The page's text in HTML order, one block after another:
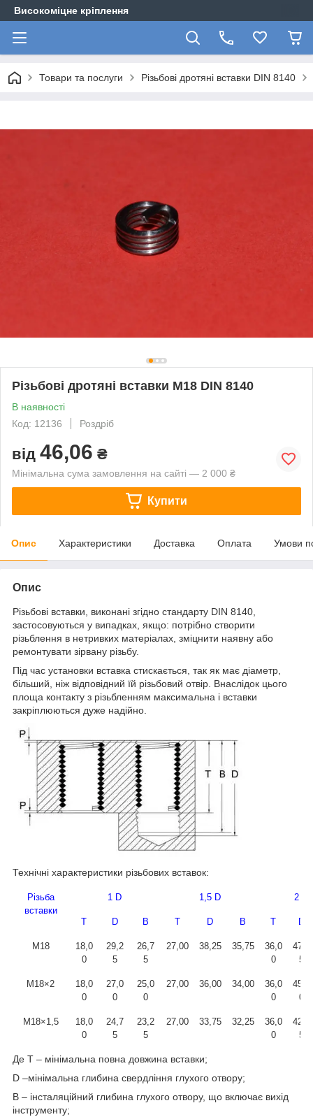
Високоміцне кріплення
Товари та послуги Різьбові дротяні вставки DIN 8140
Різьбові дротяні вставки М18 DIN 8140
В наявності
Код: 12136
Роздріб
від 46,06 ₴
Мінімальна сума замовлення на сайті — 2 000 ₴
Купити
Опис Характеристики Доставка Оплата Умови
Опис
Різьбові вставки, виконані згідно стандарту DIN 8140,
застосовуються у випадках, якщо: потрібно створити
різьблення в нетривких матеріалах, зміцнити наявну або
ремонтувати зірвану різьбу.
Під час установки вставка стискається, так як має діаметр,
більший, ніж відповідний їй різьбовий отвір. Внаслідок цього
площа контакту з різьбленням максимальна і вставки
закріплюються дуже надійно.
Технічні характеристики різьбових вставок:
Різьба
вставки
1 D 1,5 D 2 D
T D B T D B T D
М18
18,0
0
29,2
5
26,7
5
27,00 38,25 35,75
36,0
0
47,2
5
М18×2
18,0
0
27,0
0
25,0
0
27,00 36,00 34,00
36,0
0
45,0
0
М18×1,5
18,0
0
24,7
5
23,2
5
27,00 33,75 32,25
36,0
0
42,7
5
Де Т – мінімальна повна довжина вставки;
D –мінімальна глибина свердління глухого отвору;
В – інсталяційний глибина глухого отвору, що включає вихід
інструменту;